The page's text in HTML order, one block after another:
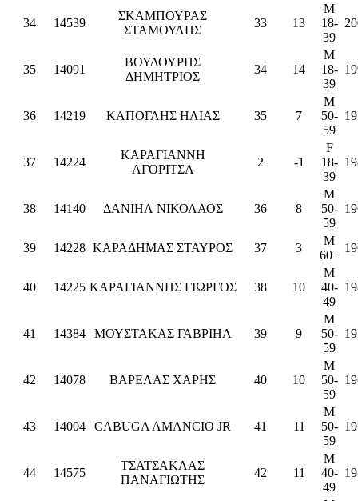
34 14539
ΣΚΑΜΠΟΥΡΑΣ
ΣΤΑΜΟΥΛΗΣ
33 13
M
18-
39
35 14091
ΒΟΥΔΟΥΡΗΣ
ΔΗΜΗΤΡΙΟΣ
34 14
M
18-
39
36 14219 ΚΑΠΟΓΛΗΣ ΗΛΙΑΣ 35 7
M
50-
59
37 14224
ΚΑΡΑΓΙΑΝΝΗ
ΑΓΟΡΙΤΣΑ
2 -1
F
18-
39
38 14140 ΔΑΝΙΗΛ ΝΙΚΟΛΑΟΣ 36 8
M
50-
59
39 14228 ΚΑΡΑΔΗΜΑΣ ΣΤΑΥΡΟΣ 37 3
M
60+
40 14225 ΚΑΡΑΓΙΑΝΝΗΣ ΓΙΩΡΓΟΣ 38 10
M
40-
49
41 14384 ΜΟΥΣΤΑΚΑΣ ΓΑΒΡΙΗΛ 39 9
M
50-
59
42 14078 ΒΑΡΕΛΑΣ ΧΑΡΗΣ 40 10
M
50-
59
43 14004 CABUGA AMANCIO JR 41 11
M
50-
59
44 14575
ΤΣΑΤΣΑΚΛΑΣ
ΠΑΝΑΓΙΩΤΗΣ
42 11
M
40-
49